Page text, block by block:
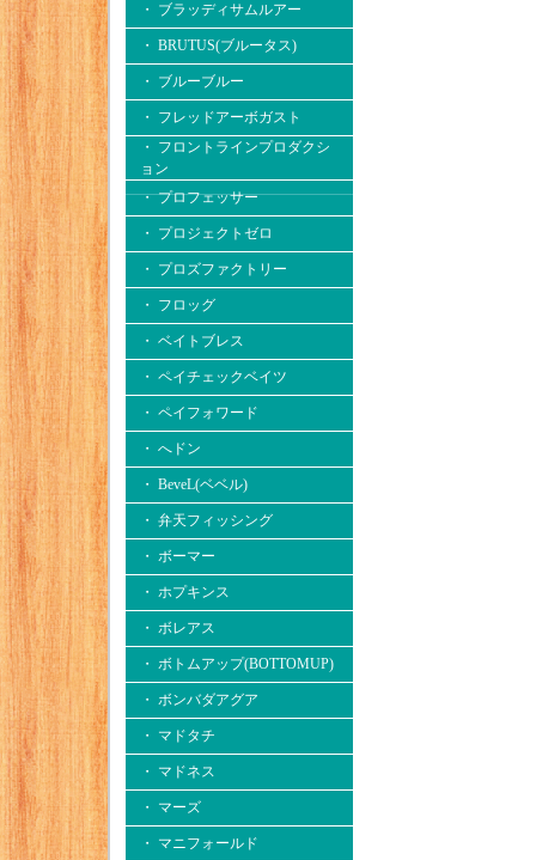
・ ブラッディサムルアー
・ BRUTUS(ブルータス)
・ ブルーブルー
・ フレッドアーボガスト
・ フロントラインプロダクシ
ョン
・ プロフェッサー
・ プロジェクトゼロ
・ プロズファクトリー
・ フロッグ
・ ベイトブレス
・ ペイチェックベイツ
・ ペイフォワード
・ へドン
・ BeveL(ベベル)
・ 弁天フィッシング
・ ボーマー
・ ホプキンス
・ ボレアス
・ ボトムアップ(BOTTOMUP)
・ ボンバダアグア
・ マドタチ
・ マドネス
・ マーズ
・ マニフォールド